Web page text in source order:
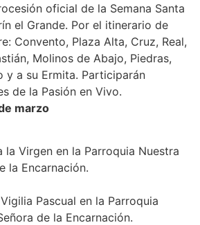
oficial de la Semana Santa
el Grande. Por el itinerario de
Convento, Plaza Alta, Cruz, Real,
Molinos de Abajo, Piedras,
y a su Ermita. Participarán
de la Pasión en Vivo.
marzo
la Virgen en la Parroquia Nuestra
la Encarnación.
Pascual en la Parroquia
de la Encarnación.